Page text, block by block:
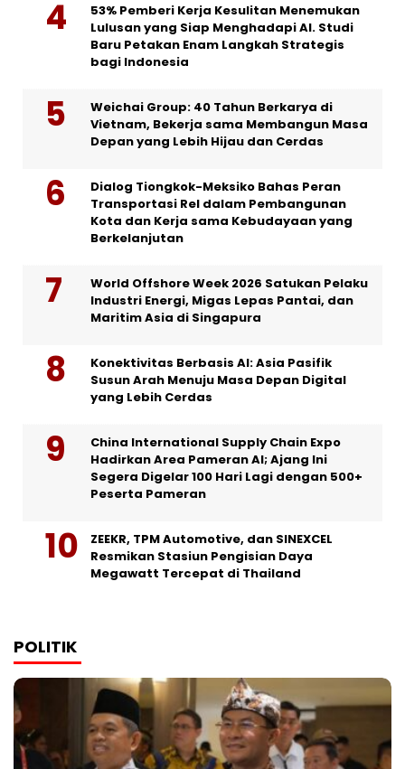
53% Pemberi Kerja Kesulitan Menemukan
Lulusan yang Siap Menghadapi AI. Studi
Baru Petakan Enam Langkah Strategis
bagi Indonesia
Weichai Group: 40 Tahun Berkarya di
Vietnam, Bekerja sama Membangun Masa
Depan yang Lebih Hijau dan Cerdas
Dialog Tiongkok-Meksiko Bahas Peran
Transportasi Rel dalam Pembangunan
Kota dan Kerja sama Kebudayaan yang
Berkelanjutan
World Offshore Week 2026 Satukan Pelaku
Industri Energi, Migas Lepas Pantai, dan
Maritim Asia di Singapura
Konektivitas Berbasis AI: Asia Pasifik
Susun Arah Menuju Masa Depan Digital
yang Lebih Cerdas
China International Supply Chain Expo
Hadirkan Area Pameran AI; Ajang Ini
Segera Digelar 100 Hari Lagi dengan 500+
Peserta Pameran
ZEEKR, TPM Automotive, dan SINEXCEL
Resmikan Stasiun Pengisian Daya
Megawatt Tercepat di Thailand
POLITIK